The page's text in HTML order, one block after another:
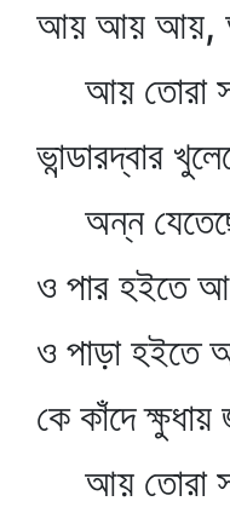
আয় আয় আয়,
আয় তোরা
ভান্ডারদ্বার
অন্ন
ও পার হইতে
ও পাড়া হইতে
কে কাঁদে
আয় তোরা